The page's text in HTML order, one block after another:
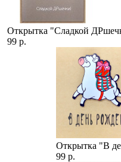
Открытка "Сладкой
99 р.
Открытка "В
99 р.